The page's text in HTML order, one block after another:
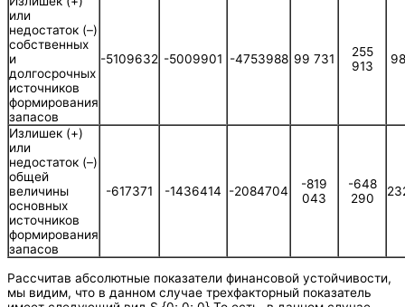
или
недостаток (–)
собственных
и
долгосрочных
источников
формирования
запасов
-5109632 -5009901 -4753988 99 731
255
913
Излишек (+)
или
недостаток (–)
общей
величины
основных
источников
формирования
запасов
-617371 -1436414 -2084704
-819
043
-648
290
Рассчитав абсолютные показатели финансовой устойчивости,
мы видим, что в данном случае трехфакторный показатель